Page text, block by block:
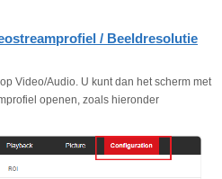
/ Beeldresolutie
Video/Audio. U kunt dan het scherm met
openen, zoals hieronder